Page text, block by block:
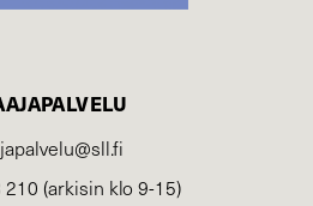
210 (arkisin klo 9-15)